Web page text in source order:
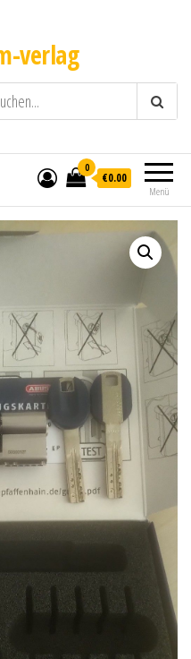
verlag
Menü
0
€0.00